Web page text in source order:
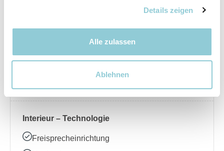
Details zeigen
Alle zulassen
Ablehnen
Interieur – Komfort
Beheizbares Lenkrad
Interieur – Technologie
Freisprecheinrichtung